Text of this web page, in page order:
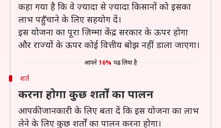
कहा गया है कि वे ज़्यादा से ज़्यादा किसानों को इसका
लाभ पहुँचाने के लिए सहयोग दें।
इस योजना का पूरा ज़िम्मा केंद्र सरकार के ऊपर होगा
और राज्यों के ऊपर कोई वित्तीय बोझ नहीं डाला जाएगा।
आपने 16% पढ़ लिया है
शर्त
करना होगा कुछ शर्तों का पालन
आपकी जानकारी के लिए बता दें कि इस योजना का लाभ
लेने के लिए कुछ शर्तों का पालन करना होगा।